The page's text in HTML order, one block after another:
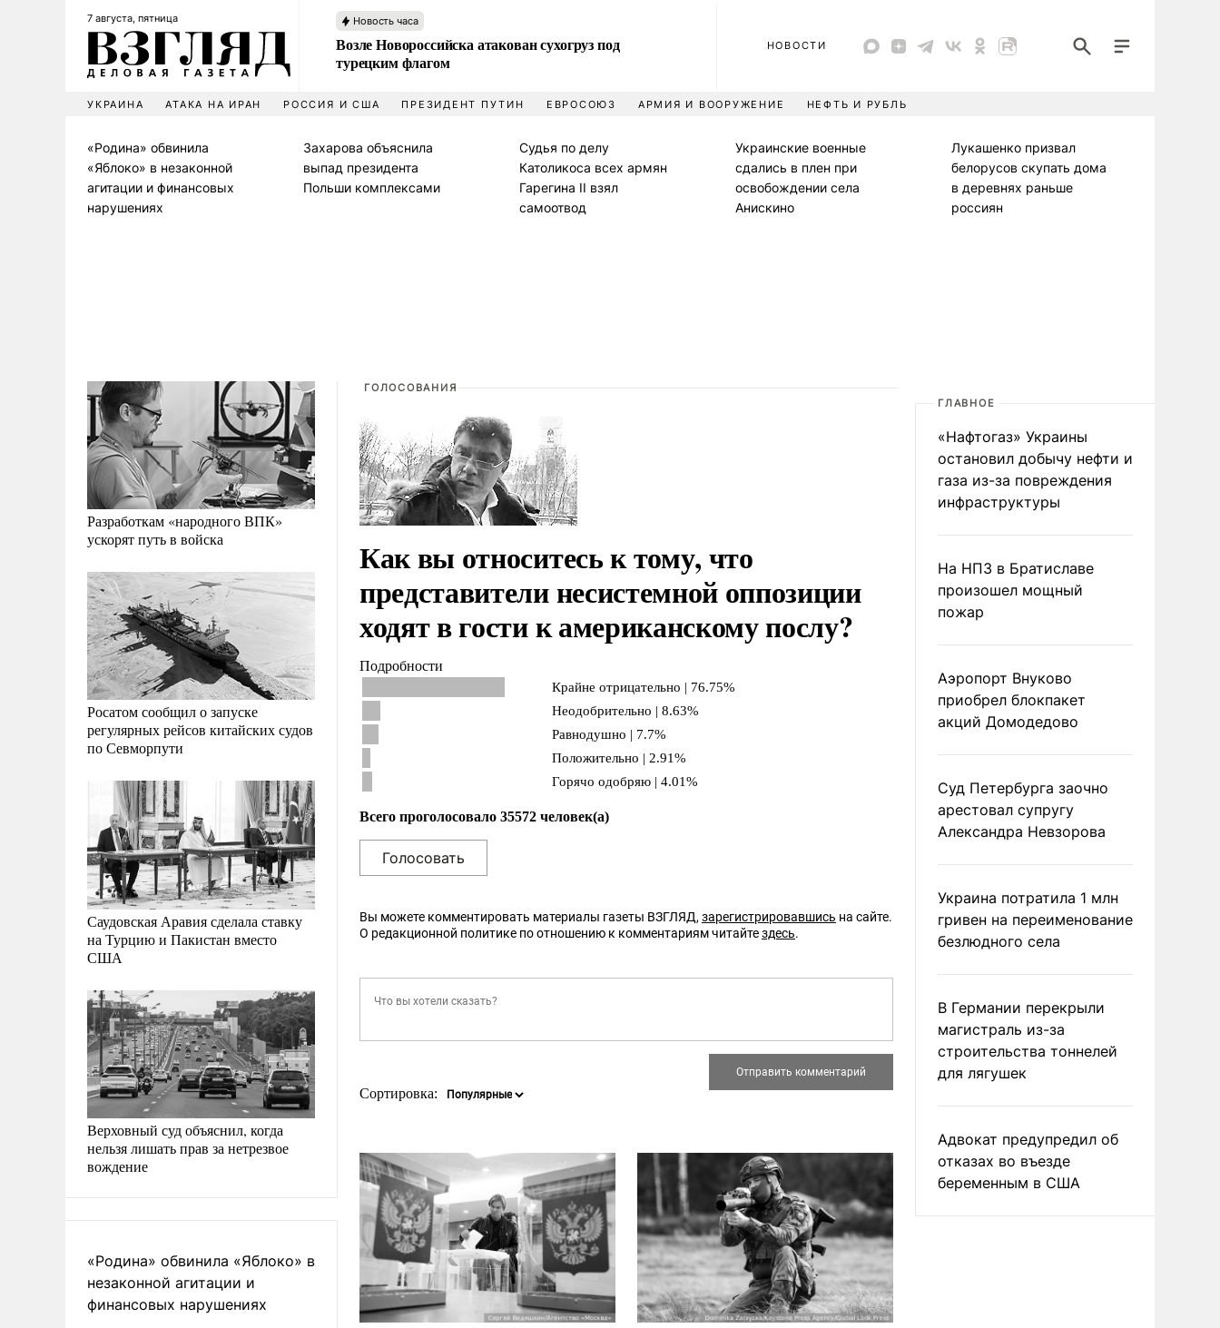
7 августа, пятница Новость часа
Возле Новороссийска атакован сухогруз под
турецким флагом
НОВОСТИ
УКРАИНА АТАКА НА ИРАН РОССИЯ И США ПРЕЗИДЕНТ ПУТИН ЕВРОСОЮЗ АРМИЯ И ВООРУЖЕНИЕ НЕФТЬ И РУБЛЬ
«Родина» обвинила
«Яблоко» в незаконной
агитации и финансовых
нарушениях
Захарова объяснила
выпад президента
Польши комплексами
Судья по делу
Католикоса всех армян
Гарегина II взял
самоотвод
Украинские военные
сдались в плен при
освобождении села
Анискино
Лукашенко призвал
белорусов скупать дома
в деревнях раньше
россиян
Разработкам «народного ВПК»
ускорят путь в войска
Росатом сообщил о запуске
регулярных рейсов китайских судов
по Севморпути
Саудовская Аравия сделала ставку
на Турцию и Пакистан вместо
США
Верховный суд объяснил, когда
нельзя лишать прав за нетрезвое
вождение
«Родина» обвинила «Яблоко» в
незаконной агитации и
финансовых нарушениях
ГОЛОСОВАНИЯ
Как вы относитесь к тому, что
представители несистемной оппозиции
ходят в гости к американскому послу?
Подробности
Крайне отрицательно | 76.75%
Неодобрительно | 8.63%
Равнодушно | 7.7%
Положительно | 2.91%
Горячо одобряю | 4.01%
Всего проголосовало 35572 человек(а)
Вы можете комментировать материалы газеты ВЗГЛЯД, зарегистрировавшись на сайте.
О редакционной политике по отношению к комментариям читайтездесь.
Сортировка:
ГЛАВНОЕ
«Нафтогаз» Украины
остановил добычу нефти и
газа из-за повреждения
инфраструктуры
На НПЗ в Братиславе
произошел мощный
пожар
Аэропорт Внуково
приобрел блокпакет
акций Домодедово
Суд Петербурга заочно
арестовал супругу
Александра Невзорова
Украина потратила 1 млн
гривен на переименование
безлюдного села
В Германии перекрыли
магистраль из-за
строительства тоннелей
для лягушек
Адвокат предупредил об
отказах во въезде
беременным в США